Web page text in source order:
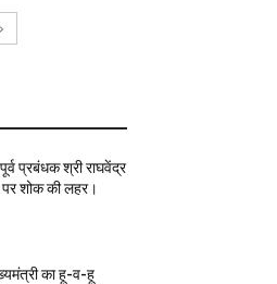
प्रबंधक श्री राघवेंद्र
शोक की लहर।
का हू-व-हू